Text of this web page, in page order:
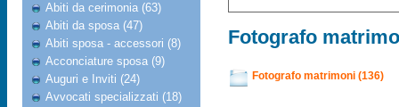
Abiti da cerimonia (63)
Abiti da sposa (47)
Abiti sposa - accessori (8)
Acconciature sposa (9)
Auguri e Inviti (24)
Avvocati specializzati (18)
Fotografo
Fotografo matrimoni (136)